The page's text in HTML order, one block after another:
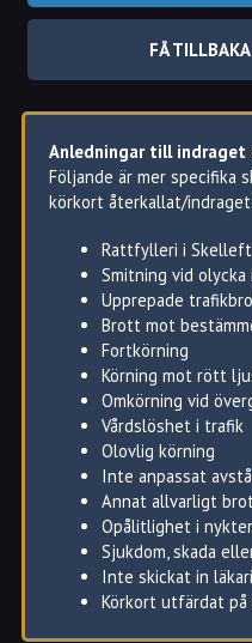
har gjort ett grovt, eller
Detta gäller oavsett om
Ibland så säger man
Det senare är ett annat
begreppet återkallat
FÅ
Anledningar till indraget
Följande är mer
körkort återkallat/
Rattfylleri i
Smitning vid
Upprepade
Brott mot
Fortkörning
Körning mot rött
Omkörning vid
Vårdslöshet i trafik
Olovlig körning
Inte anpassat
Annat allvarligt
Opålitlighet i
Sjukdom, skada
Inte skickat in
Körkort utfärdat